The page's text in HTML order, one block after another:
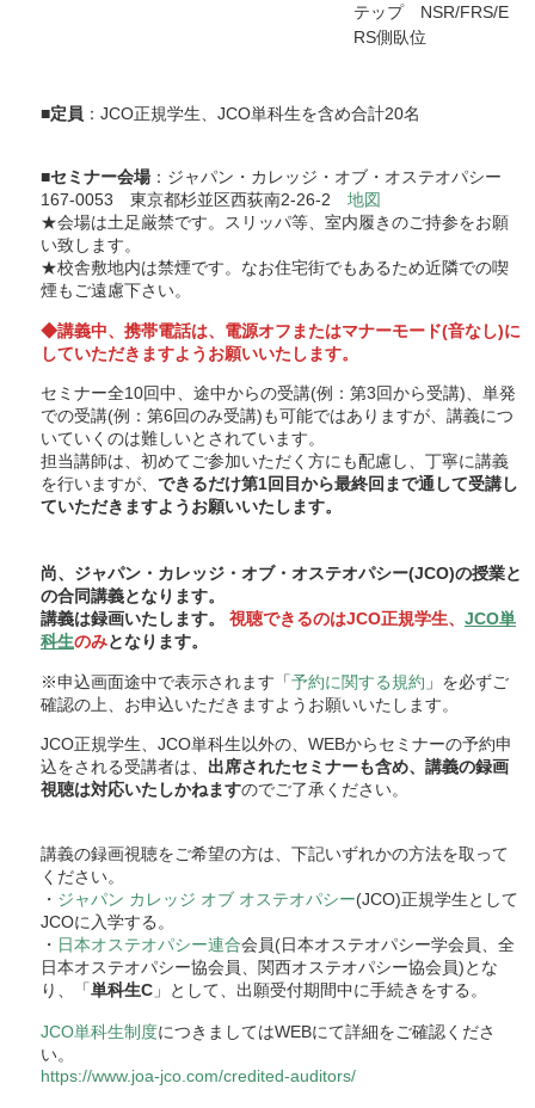
テップ NSR/FRS/E
RS側臥位
■定員 ：JCO正規学生、JCO単科生を含め合計20名
■セミナー会場：ジャパン・カレッジ・オブ・オステオパシー
167-0053 東京都杉並区西荻南2-26-2 地図
★会場は土足厳禁です。スリッパ等、室内履きのご持参をお願
い致します。
★校舎敷地内は禁煙です。なお住宅街でもあるため近隣での喫
煙もご遠慮下さい。
◆講義中、携帯電話は、電源オフまたはマナーモード(音なし)に
していただきますようお願いいたします。
セミナー全10回中、途中からの受講(例：第3回から受講)、単発
での受講(例：第6回のみ受講)も可能ではありますが、講義につ
いていくのは難しいとされています。
担当講師は、初めてご参加いただく方にも配慮し、丁寧に講義
を行いますが、 できるだけ第1回目から最終回まで通して受講し
ていただきますようお願いいたします。
尚、ジャパン・カレッジ・オブ・オステオパシー(JCO)の授業と
の合同講義となります。
講義は録画いたします。 視聴できるのはJCO正規学生、 JCO単
科生のみとなります。
※申込画面途中で表示されます「予約に関する規約 」を必ずご
確認の上、お申込いただきますようお願いいたします。
JCO正規学生、JCO単科生以外の、WEBからセミナーの予約申
込をされる受講者は、 出席されたセミナーも含め、講義の録画
視聴は対応いたしかねますのでご了承ください。
講義の録画視聴をご希望の方は、下記いずれかの方法を取って
ください。
・ ジャパン カレッジ オブ オステオパシー(JCO)正規学生として
JCOに入学する。
・ 日本オステオパシー連合会員(日本オステオパシー学会員、全
日本オステオパシー協会員、関西オステオパシー協会員)とな
り、「単科生C」として、出願受付期間中に手続きをする。
JCO単科生制度につきましてはWEBにて詳細をご確認くださ
い。
https://www.joa-jco.com/credited-auditors/